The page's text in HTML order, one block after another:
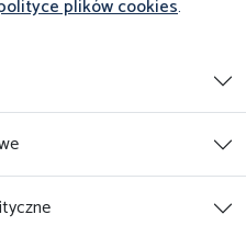
plików cookies.